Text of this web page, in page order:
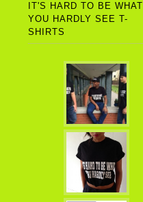
IT'S HARD TO BE WHAT
YOU HARDLY SEE T-
SHIRTS